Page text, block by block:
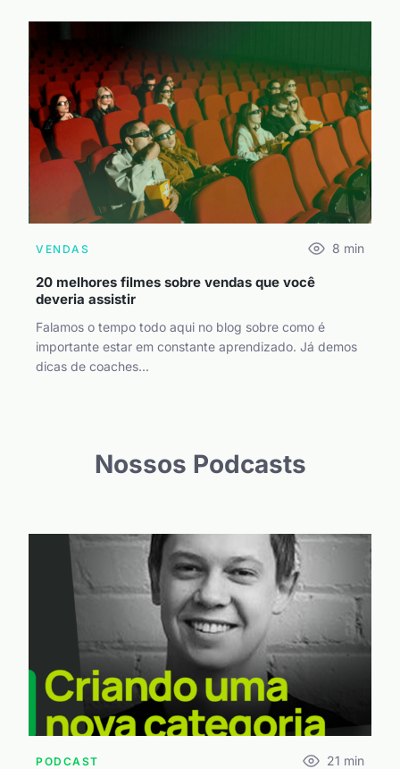
VENDAS 8 min
20 melhores filmes sobre vendas que você
deveria assistir
Falamos o tempo todo aqui no blog sobre como é
importante estar em constante aprendizado. Já demos
dicas de coaches...
Nossos Podcasts
PODCAST 21 min